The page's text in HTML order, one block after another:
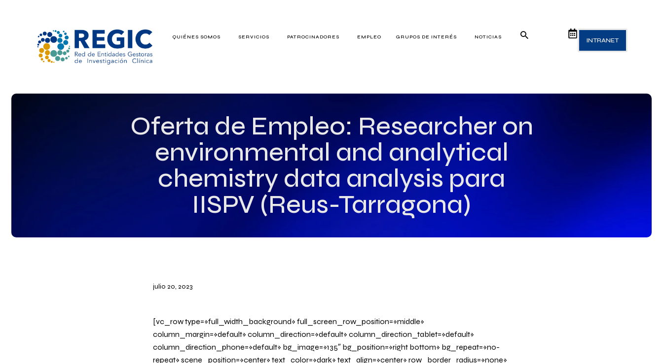
QUIÉNES SOMOS SERVICIOS PATROCINADORES EMPLEO GRUPOS DE INTERÉS NOTICIAS INTRANET
Oferta de Empleo: Researcher on
environmental and analytical
chemistry data analysis para
IISPV (Reus-Tarragona)
QUIÉNES SOMOS
SERVICIOS
EMPLEO
GRUPOS DE INTERÉS
julio 20, 2023
[vc_row type=»full_width_background» full_screen_row_position=»middle»
column_margin=»default» column_direction=»default» column_direction_tablet=»default»
column_direction_phone=»default» bg_image=»135″ bg_position=»right bottom» bg_repeat=»no-
repeat» scene_position=»center» text_color=»dark» text_align=»center» row_border_radius=»none»